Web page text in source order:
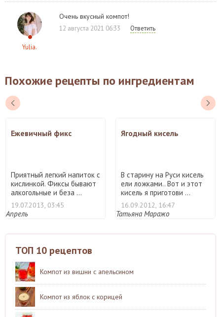
Yulia.
Очень вкусный компот!
12 августа 2021 06:33 Ответить
Похожие рецепты по ингредиентам
Ежевичный фикс
Приятный легкий напиток с
кислинкой. Фиксы бывают
алкогольные и беза ...
19.07.2013, 03:45
Апрель
Ягодный кисель
В старину на Руси кисель
ели ложками.. Вот и этот
кисель я приготови ...
16.09.2012, 16:47
Татьяна Маражо
ТОП 10 рецептов
Компот из вишни с апельсином
Компот из яблок с корицей